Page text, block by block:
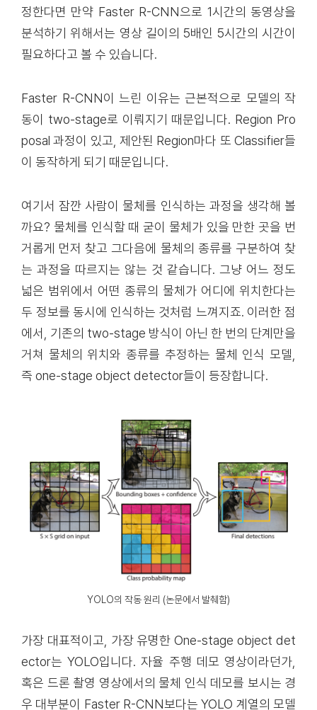
정한다면 만약 Faster R-CNN으로 1시간의 동영상을
분석하기 위해서는 영상 길이의 5배인 5시간의 시간이
필요하다고 볼 수 있습니다.
Faster R-CNN이 느린 이유는 근본적으로 모델의 작
동이 two-stage로 이뤄지기 때문입니다. Region Pro
posal 과정이 있고, 제안된 Region마다 또 Classifier들
이 동작하게 되기 때문입니다.
여기서 잠깐 사람이 물체를 인식하는 과정을 생각해 볼
까요? 물체를 인식할 때 굳이 물체가 있을 만한 곳을 번
거롭게 먼저 찾고 그다음에 물체의 종류를 구분하여 찾
는 과정을 따르지는 않는 것 같습니다. 그냥 어느 정도
넓은 범위에서 어떤 종류의 물체가 어디에 위치한다는
두 정보를 동시에 인식하는 것처럼 느껴지죠. 이러한 점
에서, 기존의 two-stage 방식이 아닌 한 번의 단계만을
거쳐 물체의 위치와 종류를 추정하는 물체 인식 모델,
즉 one-stage object detector들이 등장합니다.
YOLO의 작동 원리 (논문에서 발췌함)
가장 대표적이고, 가장 유명한 One-stage object det
ector는 YOLO입니다. 자율 주행 데모 영상이라던가,
혹은 드론 촬영 영상에서의 물체 인식 데모를 보시는 경
우 대부분이 Faster R-CNN보다는 YOLO 계열의 모델